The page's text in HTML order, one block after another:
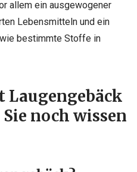
allem ein ausgewogener
Lebensmitteln und ein
bestimmte Stoffe in
Laugengebäck
noch wissen